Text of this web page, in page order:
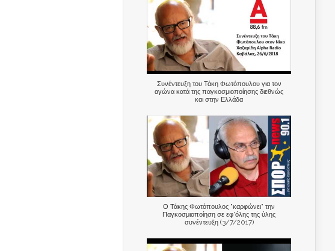
Συνέντευξη του Τάκη Φωτόπουλου για τον
αγώνα κατά της παγκοσμιοποίησης διεθνώς
και στην Ελλάδα
Ο Τάκης Φωτόπουλος "καρφώνει" την
Παγκοσμιοποίηση σε εφ'όλης της ύλης
συνέντευξη (3/7/2017)